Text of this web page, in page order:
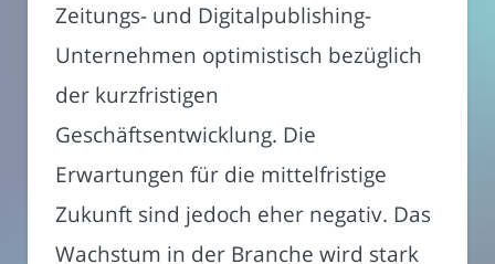
Zeitungs- und Digitalpublishing-
Unternehmen optimistisch bezüglich
der kurzfristigen
Geschäftsentwicklung. Die
Erwartungen für die mittelfristige
Zukunft sind jedoch eher negativ. Das
Wachstum in der Branche wird stark